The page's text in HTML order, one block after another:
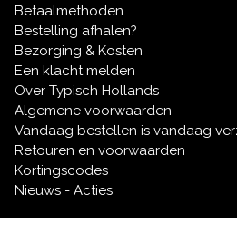
Betaalmethoden
Bestelling afhalen?
Bezorging & Kosten
Een klacht melden
Over Typisch Hollands
Algemene voorwaarden
Vandaag bestellen is vandaag
Retouren en voorwaarden
Kortingscodes
Nieuws - Acties